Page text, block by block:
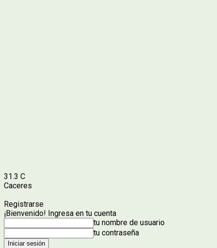
31.3 C
Caceres
Registrarse
¡Bienvenido! Ingresa en tu cuenta
tu nombre de usuario
tu contraseña